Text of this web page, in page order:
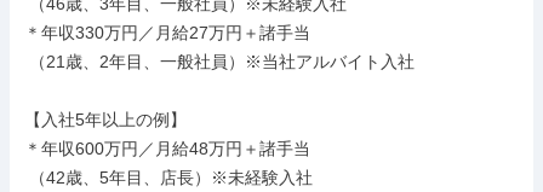
＊年収330万円／月給27万円＋諸手当
【入社5年以上の例】
＊年収600万円／月給48万円＋諸手当